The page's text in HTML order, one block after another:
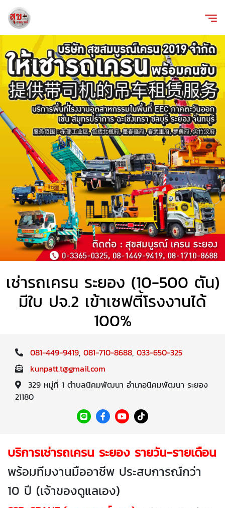
เช่ารถเครน ระยอง (10-500 ตัน)
มีใบ ปจ.2 เข้าเซฟตี้โรงงานได้
100%
081-449-9419, 081-710-8688, 033-650-325
kunpatt.t@gmail.com
329 หมู่ที่ 1 ตำบลนิคมพัฒนา อำเภอนิคมพัฒนา ระยอง
21180
บริการเช่ารถเครน ระยอง รายวัน-รายเดือน
พร้อมทีมงานมืออาชีพ ประสบการณ์กว่า
10 ปี (เจ้าของดูแลเอง)